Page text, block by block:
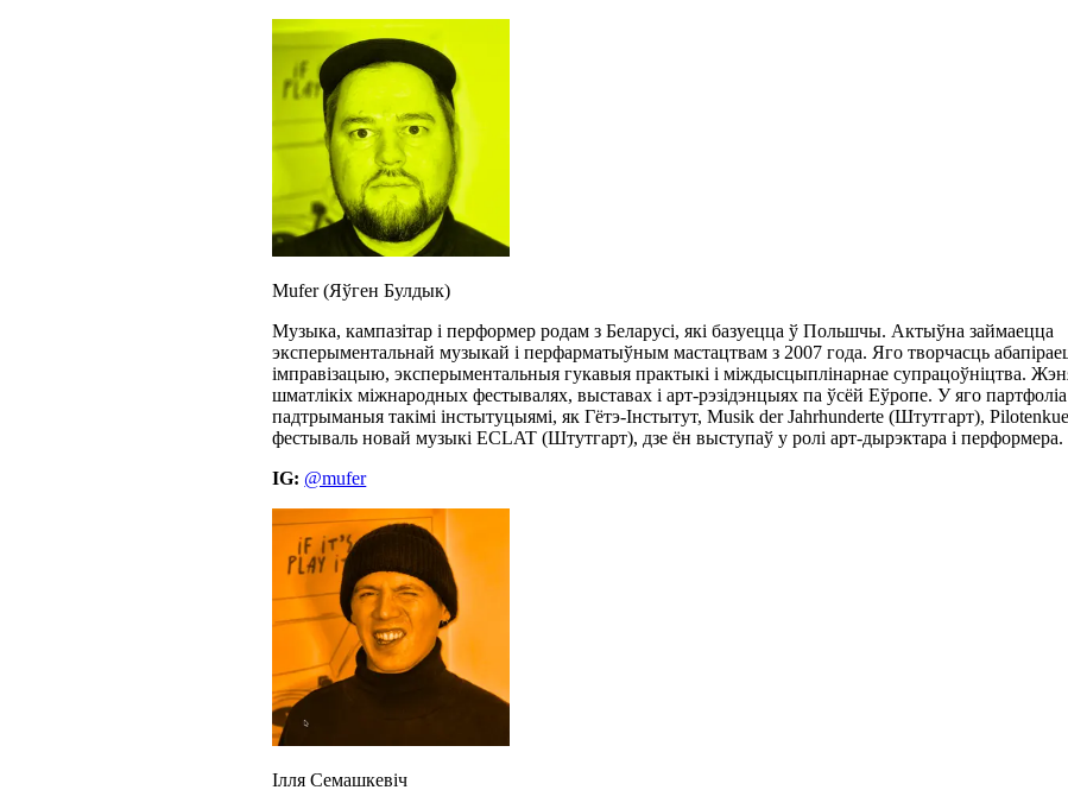
Mufer (Яўген Булдык)
Музыка, кампазітар і перформер родам з Беларусі, які базуецца ў Польшчы. Актыўна займаецца
эксперыментальнай музыкай і перфарматыўным мастацтвам з 2007 года. Яго творчасць
імправізацыю, эксперыментальныя гукавыя практыкі і міждысцыплінарнае супрацоўніцтва.
шматлікіх міжнародных фестывалях, выставах і арт-рэзідэнцыях па ўсёй Еўропе. У яго
падтрыманыя такімі інстытуцыямі, як Гётэ-Інстытут, Musik der Jahrhunderte (Штутгарт),
фестываль новай музыкі ECLAT (Штутгарт), дзе ён выступаў у ролі арт-дырэктара і перформера.
IG: @mufer
Ілля Семашкевіч